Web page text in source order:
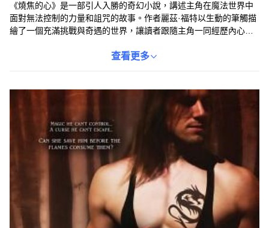
《燒焦的心》是一部引人入勝的奇幻小說，講述主角在魔法世界中
面對無法控制的力量和詛咒的故事。作者麗茲·福特以生動的筆觸描
繪了一個充滿挑戰與奇遇的世界，讓讀者跟隨主角一同經歷內心的
讀者將沉浸於這個充滿魔法與火焰的世界，感受文字帶來的震撼與
查看更多